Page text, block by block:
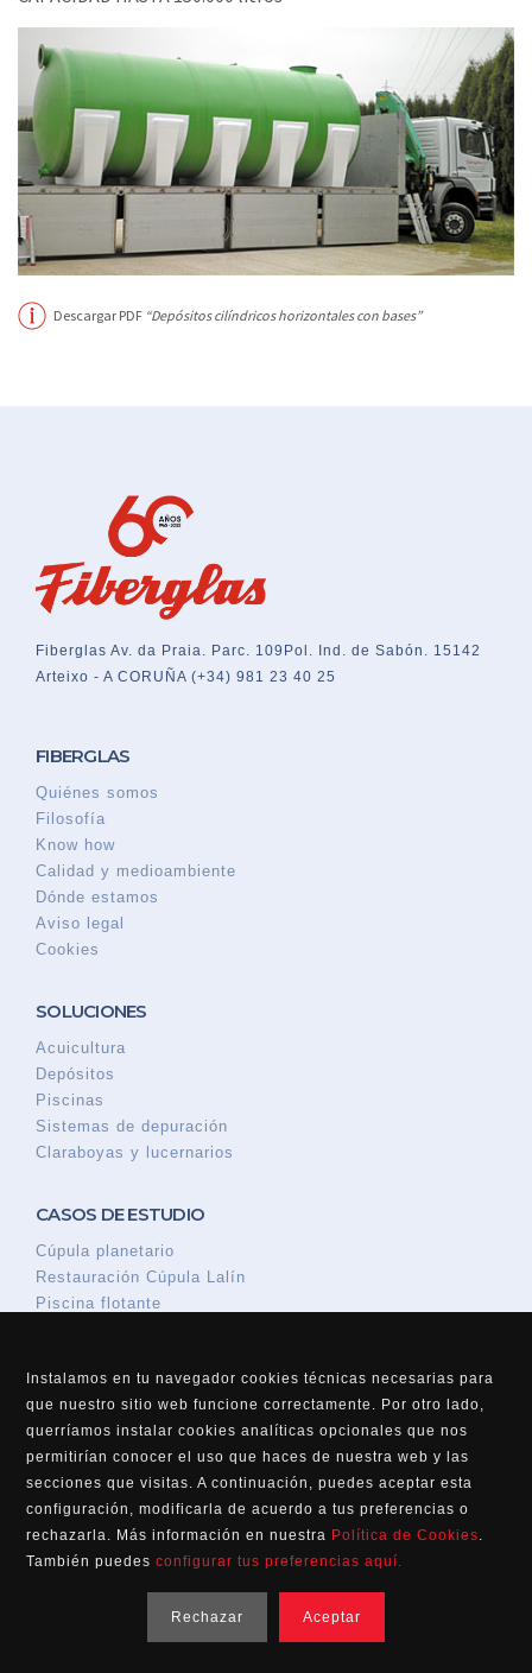
Instalamos en tu navegador cookies técnicas necesarias para
que nuestro sitio web funcione correctamente. Por otro lado,
querríamos instalar cookies analíticas opcionales que nos
permitirían conocer el uso que haces de nuestra web y las
secciones que visitas. A continuación, puedes aceptar esta
configuración, modificarla de acuerdo a tus preferencias o
rechazarla. Más información en nuestra Política de Cookies.
También puedes configurar tus preferencias aquí.
Rechazar Aceptar
Descargar PDF “Depósitos cilíndricos horizontales con bases”
Fiberglas Av. da Praia. Parc. 109 Pol. Ind. de Sabón. 15142
Arteixo - A CORUÑA (+34) 981 23 40 25
FIBERGLAS
Quiénes somos
Filosofía
Know how
Calidad y medioambiente
Dónde estamos
Aviso legal
Cookies
SOLUCIONES
Acuicultura
Depósitos
Piscinas
Sistemas de depuración
Claraboyas y lucernarios
CASOS DE ESTUDIO
Cúpula planetario
Restauración Cúpula Lalín
Piscina flotante